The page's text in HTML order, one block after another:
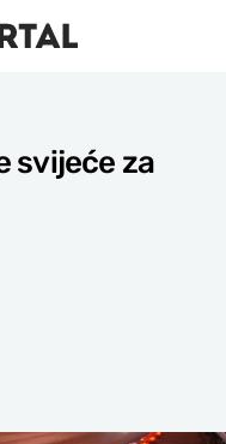
svijeće za